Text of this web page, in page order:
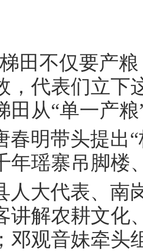
田不仅要产
，代表们立下
田从“单一产
春明带头提出
年瑶寨吊脚楼
人大代表、南
讲解农耕文化
邓观音妹牵头